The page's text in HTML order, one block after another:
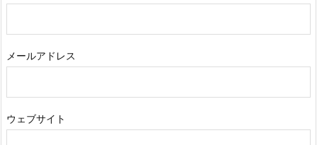
メールアドレス
ウェブサイト